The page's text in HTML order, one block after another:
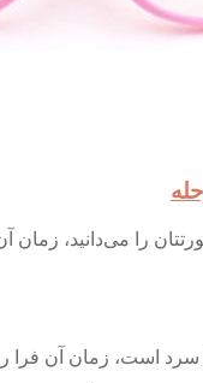
را می‌دانید، زمان
است، زمان آن فرا